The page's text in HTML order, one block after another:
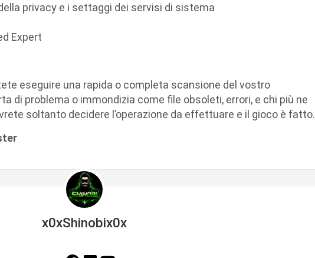
privacy e i settaggi dei servisi di sistema
Expert
eseguire una rapida o completa scansione del vostro
di problema o immondizia come file obsoleti, errori, e chi più ne
soltanto decidere l’operazione da effettuare e il gioco è fatto.
x0xShinobix0x